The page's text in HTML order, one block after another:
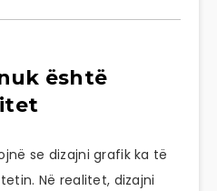
është
se dizajni grafik ka të
Në realitet, dizajni